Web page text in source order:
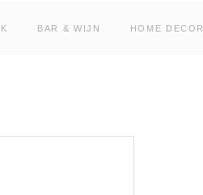
BAR & WIJN HOME DECOR